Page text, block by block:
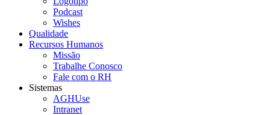
Podcast
Wishes
Qualidade
Recursos Humanos
Missão
Trabalhe Conosco
Fale com o RH
Sistemas
AGHUse
Intranet